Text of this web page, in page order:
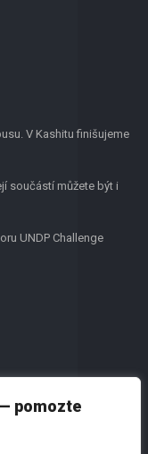
pomozte
V Kashitu finišujeme
součástí můžete být i
UNDP Challenge